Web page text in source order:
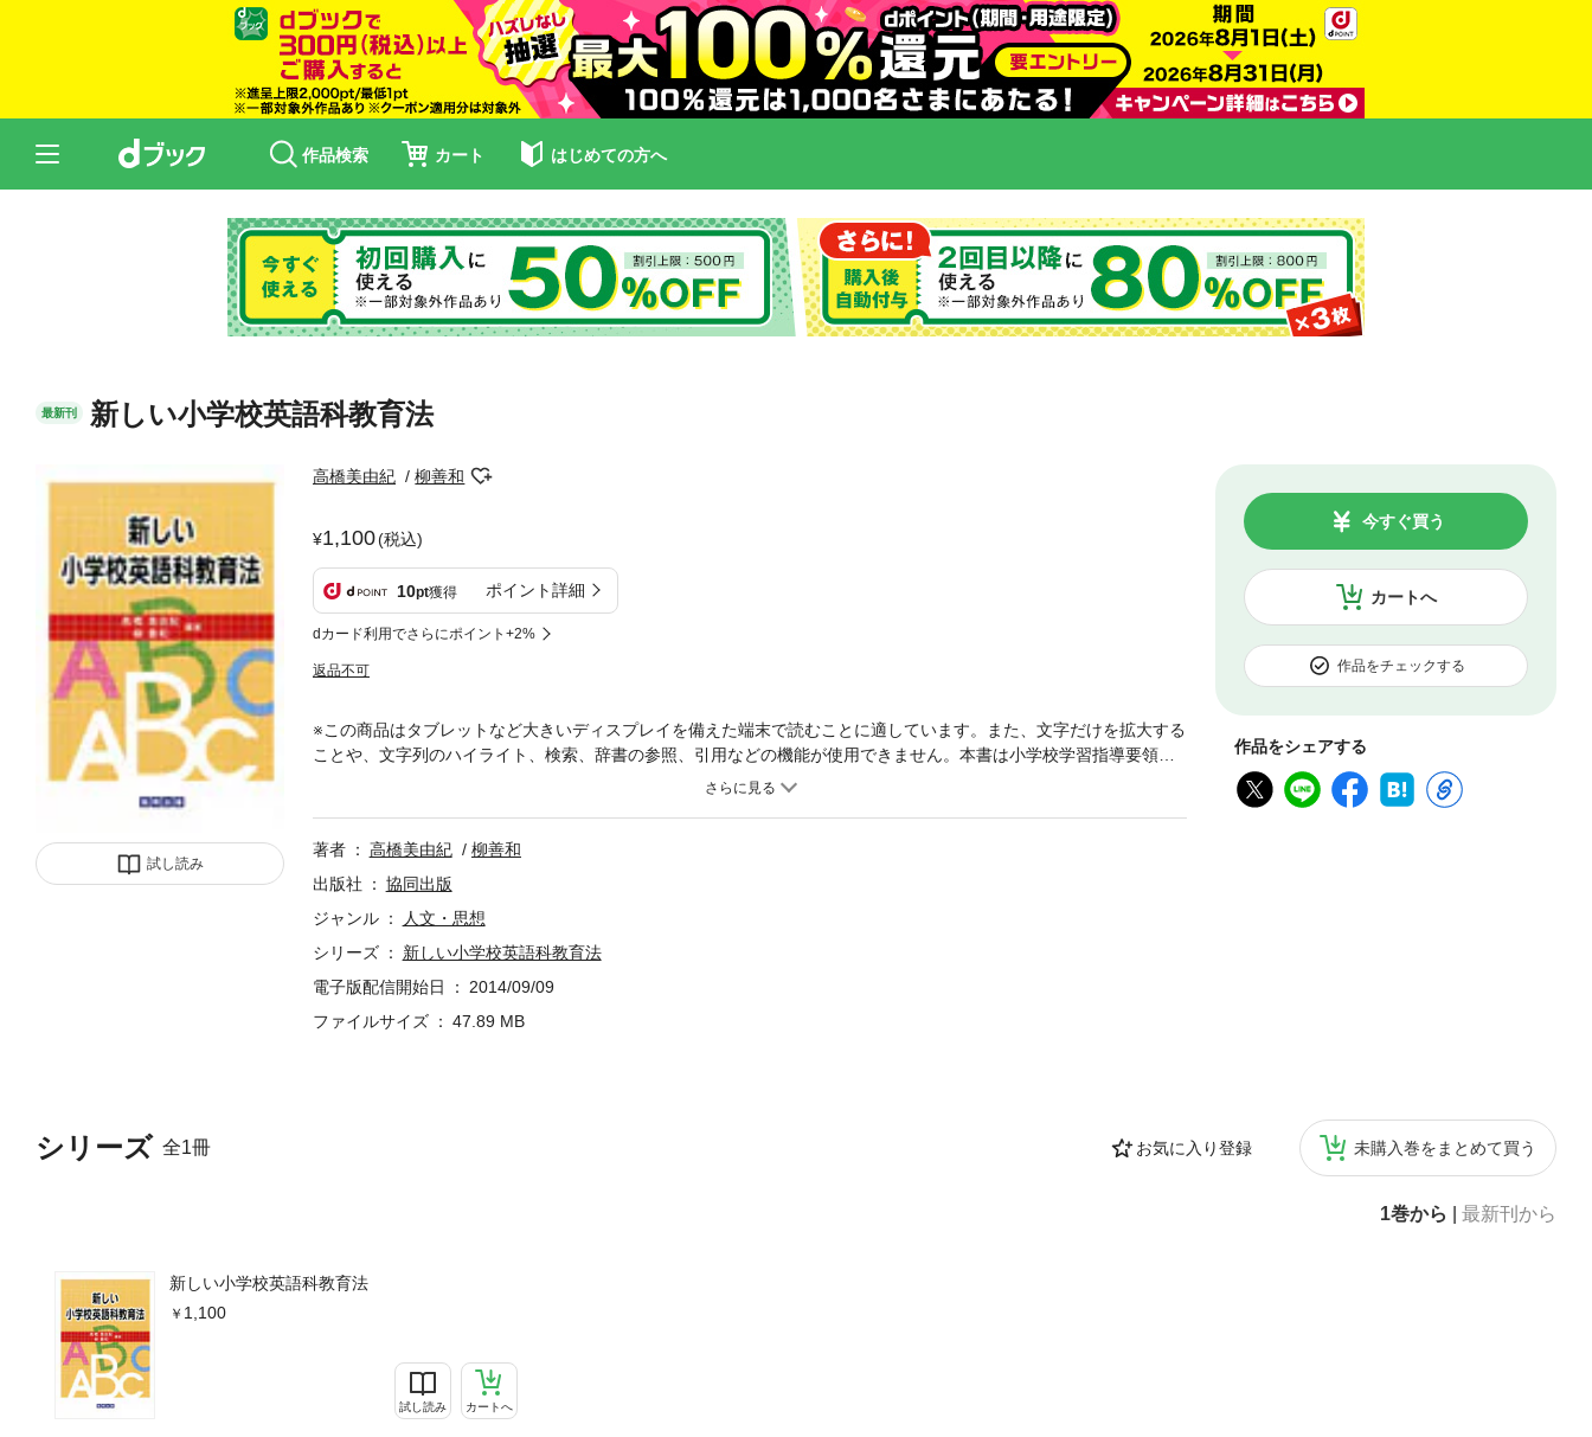
作品検索 カート はじめての方へ
最新刊 新しい小学校英語科教育法
試し読み
高橋美由紀 柳善和
1,100(税込)
10pt獲得 ポイント詳細
dカード利用でさらにポイント+2%
返品不可
カートへ
今すぐ買う
作品をチェックする
作品をシェアする
シリーズ 全1冊 お気に入り登録 未購入巻をまとめて買う
1巻から 最新刊から
新しい小学校英語科教育法
1,100
試し読み カートへ
※この商品はタブレットなど大きいディスプレイを備えた端末で読むことに適しています。また、文字だけを拡大する
ことや、文字列のハイライト、検索、辞書の参照、引用などの機能が使用できません。本書は小学校学習指導要領解
説・外国語活動編を超えた、より深く、より実際的で、より丁寧な英語学習の解説書である。2011年度から小学校で
著者
高橋美由紀
柳善和
出版社
協同出版
ジャンル
人文・思想
シリーズ
新しい小学校英語科教育法
電子版配信開始日
2014/09/09
ファイルサイズ
47.89 MB